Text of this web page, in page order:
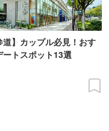
道】カップル必見！おす
ートスポット13選